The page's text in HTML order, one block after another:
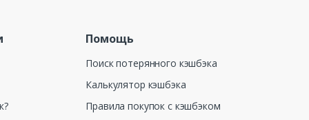
Помощь
Поиск потерянного кэшбэка
Калькулятор кэшбэка
Правила покупок с кэшбэком